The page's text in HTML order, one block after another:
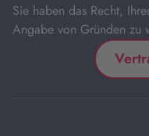
Sie haben das Recht,
Angabe von Gründen zu